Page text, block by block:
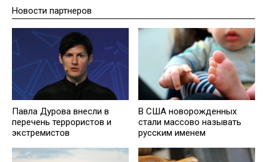
Новости партнеров
Павла Дурова внесли в
перечень террористов и
экстремистов
В США новорожденных
стали массово называть
русским именем